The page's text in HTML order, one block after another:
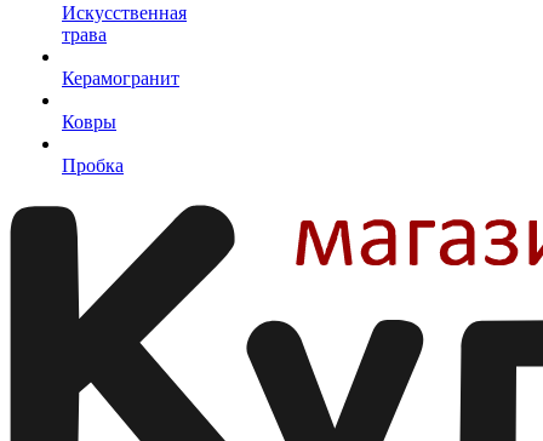
Искусственная
трава
Керамогранит
Ковры
Пробка